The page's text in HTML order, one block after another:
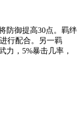
防御提高30点。羁绊
行配合。另一羁
力，5%暴击几率，